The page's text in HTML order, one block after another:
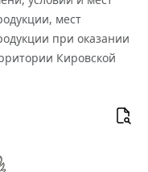
мест
при оказании
Кировской